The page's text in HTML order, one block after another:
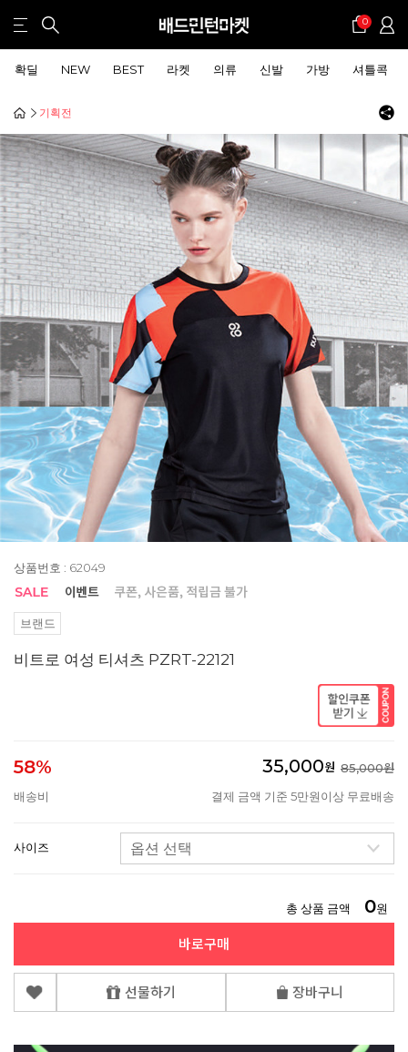
0
확딜 NEW BEST 라켓 의류 신발 가방 셔틀콕
기획전
상품번호 : 62049
브랜드
비트로 여성 티셔츠 PZRT-22121
58% 35,000원 85,000원
배송비
결제 금액 기준 5만원이상 무료배송
사이즈
총 상품 금액 0원
바로구매
선물하기 장바구니